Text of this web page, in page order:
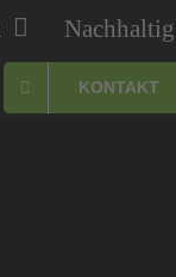
KONTAKT